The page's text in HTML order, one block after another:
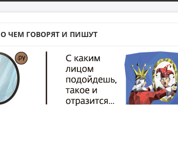
О ЧЕМ ГОВОРЯТ И ПИШУТ